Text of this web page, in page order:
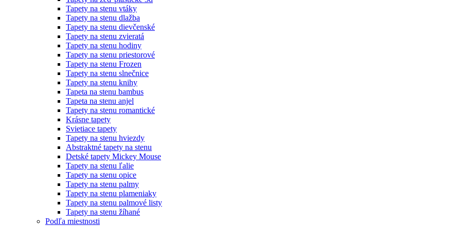
Tapety na stenu vtáky
Tapety na stenu dlažba
Tapety na stenu dievčenské
Tapety na stenu zvieratá
Tapety na stenu hodiny
Tapety na stenu priestorové
Tapety na stenu Frozen
Tapety na stenu slnečnice
Tapety na stenu knihy
Tapeta na stenu bambus
Tapeta na stenu anjel
Tapety na stenu romantické
Krásne tapety
Svietiace tapety
Tapety na stenu hviezdy
Abstraktné tapety na stenu
Detské tapety Mickey Mouse
Tapety na stenu ľalie
Tapety na stenu opice
Tapety na stenu palmy
Tapety na stenu plameniaky
Tapety na stenu palmové listy
Tapety na stenu žíhané
Podľa miestnosti